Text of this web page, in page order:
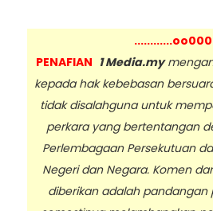
PENAFIAN 1 Media.my
kepada hak kebebasan
tidak disalahguna untuk
perkara yang bertentangan
Perlembagaan Persekutuan
Negeri dan Negara. Komen
diberikan adalah pandangan